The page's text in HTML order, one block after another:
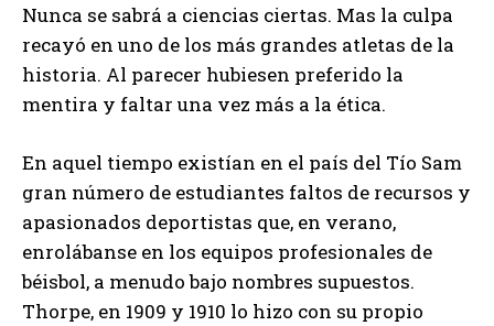
Nunca se sabrá a ciencias ciertas. Mas la culpa
recayó en uno de los más grandes atletas de la
historia. Al parecer hubiesen preferido la
mentira y faltar una vez más a la ética.
En aquel tiempo existían en el país del Tío Sam
gran número de estudiantes faltos de recursos y
apasionados deportistas que, en verano,
enrolábanse en los equipos profesionales de
béisbol, a menudo bajo nombres supuestos.
Thorpe, en 1909 y 1910 lo hizo con su propio